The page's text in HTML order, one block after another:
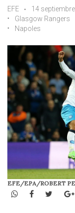
EFE 14
Glasgow Rangers
Napoles
EFE/EPA/ROBERT
WhatsApp
Facebook